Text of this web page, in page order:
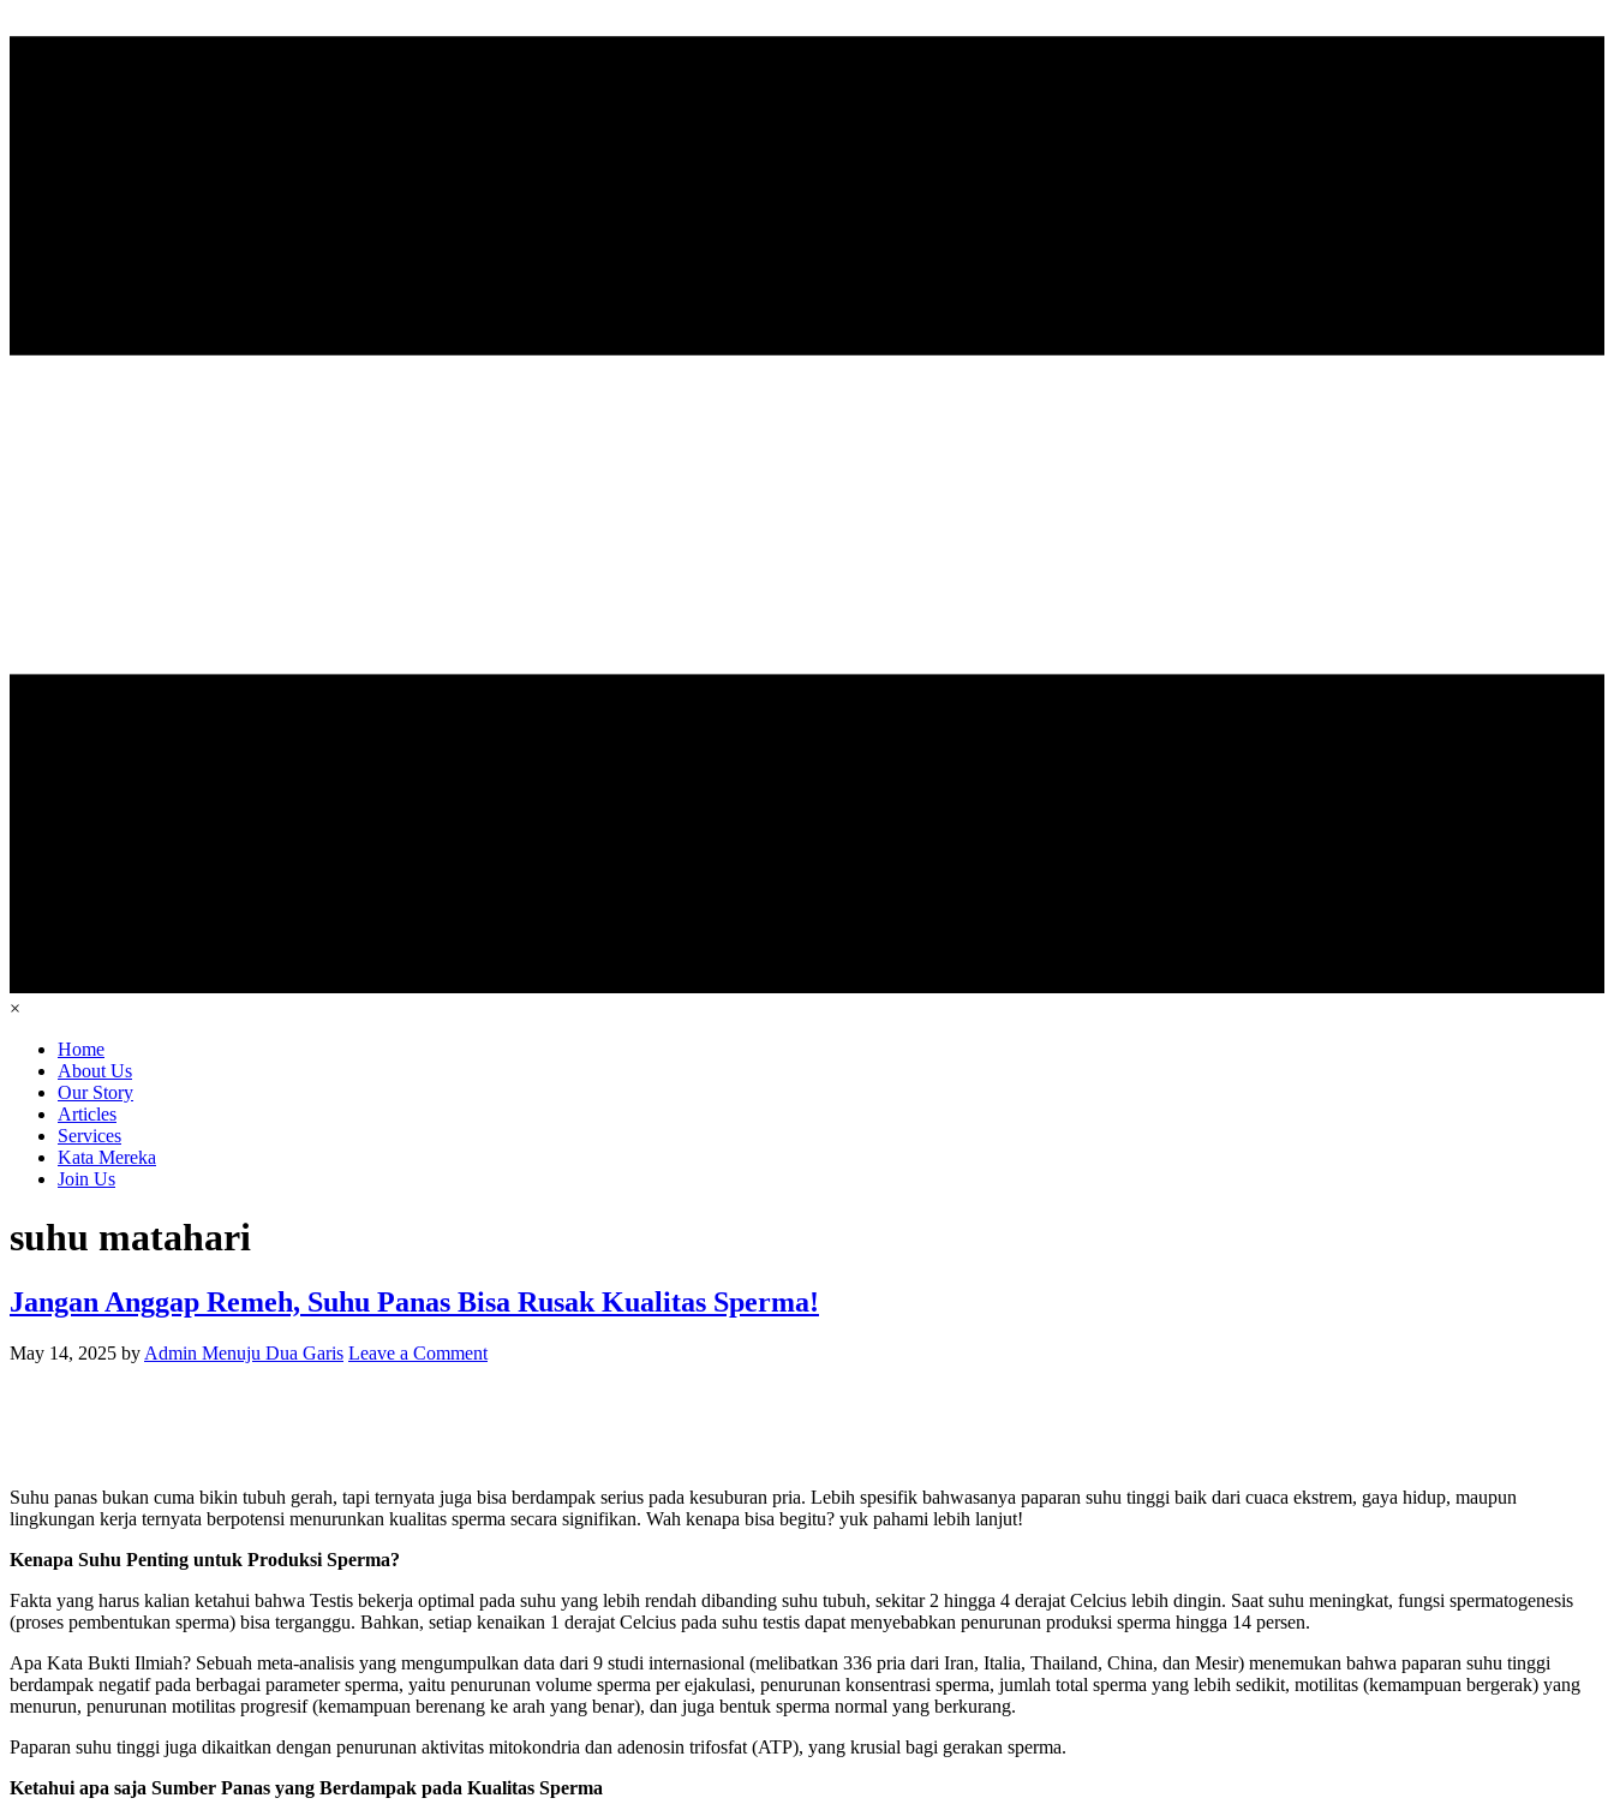
×
Home
About Us
Our Story
Articles
Services
Kata Mereka
Join Us
suhu matahari
Jangan Anggap Remeh, Suhu Panas Bisa Rusak Kualitas Sperma!
May 14, 2025 by Admin Menuju Dua Garis Leave a Comment
Suhu panas bukan cuma bikin tubuh gerah, tapi ternyata juga bisa berdampak serius pada kesuburan pria. Lebih spesifik bahwasanya paparan suhu tinggi baik dari cuaca ekstrem, gaya hidup, maupun
lingkungan kerja ternyata berpotensi menurunkan kualitas sperma secara signifikan. Wah kenapa bisa begitu? yuk pahami lebih lanjut!
Kenapa Suhu Penting untuk Produksi Sperma?
Fakta yang harus kalian ketahui bahwa Testis bekerja optimal pada suhu yang lebih rendah dibanding suhu tubuh, sekitar 2 hingga 4 derajat Celcius lebih dingin. Saat suhu meningkat, fungsi spermatogenesis
(proses pembentukan sperma) bisa terganggu. Bahkan, setiap kenaikan 1 derajat Celcius pada suhu testis dapat menyebabkan penurunan produksi sperma hingga 14 persen.
Apa Kata Bukti Ilmiah? Sebuah meta-analisis yang mengumpulkan data dari 9 studi internasional (melibatkan 336 pria dari Iran, Italia, Thailand, China, dan Mesir) menemukan bahwa paparan suhu tinggi
berdampak negatif pada berbagai parameter sperma, yaitu penurunan volume sperma per ejakulasi, penurunan konsentrasi sperma, jumlah total sperma yang lebih sedikit, motilitas (kemampuan bergerak) yang
menurun, penurunan motilitas progresif (kemampuan berenang ke arah yang benar), dan juga bentuk sperma normal yang berkurang.
Paparan suhu tinggi juga dikaitkan dengan penurunan aktivitas mitokondria dan adenosin trifosfat (ATP), yang krusial bagi gerakan sperma.
Ketahui apa saja Sumber Panas yang Berdampak pada Kualitas Sperma